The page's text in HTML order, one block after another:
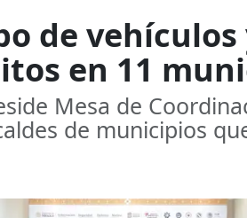
de
en 11
Mesa de
de municipios